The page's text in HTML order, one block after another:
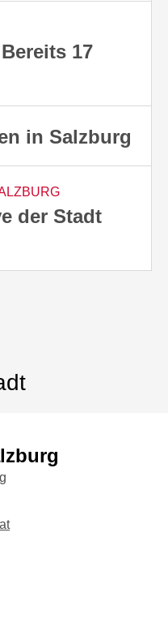
17
in Salzburg
der Stadt